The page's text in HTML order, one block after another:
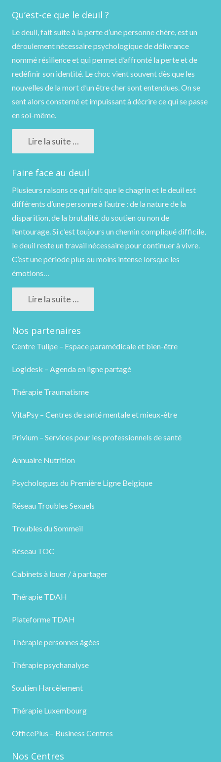
Qu’est-ce que le deuil ?
Le deuil, fait suite à la perte d’une personne chère, est un
déroulement nécessaire psychologique de délivrance
nommé résilience et qui permet d’affronté la perte et de
redéfinir son identité. Le choc vient souvent dès que les
nouvelles de la mort d’un être cher sont entendues. On se
sent alors consterné et impuissant à décrire ce qui se passe
en soi-même.
Lire la suite …
Faire face au deuil
Plusieurs raisons ce qui fait que le chagrin et le deuil est
différents d’une personne à l’autre : de la nature de la
disparition, de la brutalité, du soutien ou non de
l’entourage. Si c’est toujours un chemin compliqué difficile,
le deuil reste un travail nécessaire pour continuer à vivre.
C’est une période plus ou moins intense lorsque les
émotions…
Lire la suite …
Nos partenaires
Centre Tulipe – Espace paramédicale et bien-être
Logidesk – Agenda en ligne partagé
Thérapie Traumatisme
VitaPsy – Centres de santé mentale et mieux-être
Privium – Services pour les professionnels de santé
Annuaire Nutrition
Psychologues du Première Ligne Belgique
Réseau Troubles Sexuels
Troubles du Sommeil
Réseau TOC
Cabinets à louer / à partager
Thérapie TDAH
Plateforme TDAH
Thérapie personnes âgées
Thérapie psychanalyse
Soutien Harcèlement
Thérapie Luxembourg
OfficePlus – Business Centres
Nos Centres